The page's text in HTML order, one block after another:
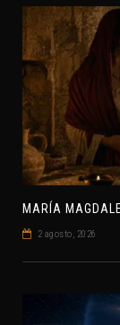
2 agosto, 2026